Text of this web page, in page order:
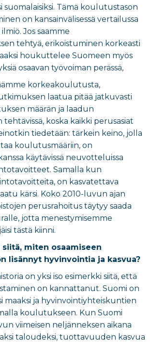
Tämä koulutustason
on kansainvälisessä vertailussa
Jos saamme
tehtyä, erikoistuminen korkeasti
houkuttelee Suomeen myös
osaavan työvoiman perässä,
korkeakoulutusta,
laatua pitää jatkuvasti
määrän ja laadun
tehtävissä, koska kaikki perusasiat
tiedetään: tärkein keino, jolla
koulutusmääriin, on
käytävissä neuvotteluissa
Samalla kun
on kasvatettava
kärsi. Koko 2010-luvun ajan
perusrahoitus täytyy saada
jotta menestymisemme
tästä kiinni.
miten osaamiseen
lisännyt hyvinvointia ja kasvua?
on yksi iso esimerkki siitä, että
on kannattanut. Suomi on
maaksi ja hyvinvointiyhteiskuntien
koulutukseen. Kun Suomi
viimeisen neljänneksen aikana
taloudeksi, tuottavuuden kasvua